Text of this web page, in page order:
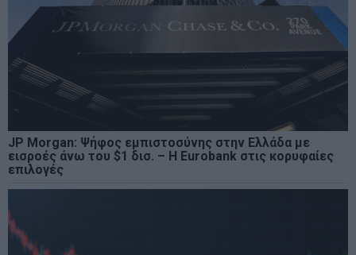
JP Morgan: Ψήφος εμπιστοσύνης στην Ελλάδα με
εισροές άνω του $1 δισ. – Η Eurobank στις κορυφαίες
επιλογές